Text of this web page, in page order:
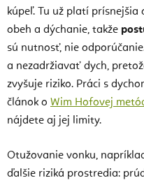
kúpeľ. Tu už platí
obeh a dýchanie, takže
sú nutnosť, nie
a nezadržiavať dych,
zvyšuje riziko. Práci s
článok o Wim Hofovej
nájdete aj jej limity.
Otužovanie vonku,
ďalšie riziká prostredia: